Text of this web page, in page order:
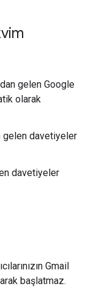
gelen Google
olarak
gelen davetiyeler
davetiyeler
Gmail
başlatmaz.